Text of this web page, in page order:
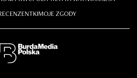
MOJE ZGODY